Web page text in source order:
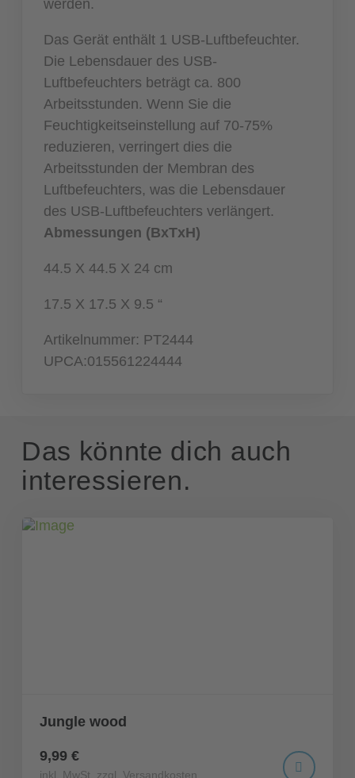
werden.
Das Gerät enthält 1 USB-Luftbefeuchter.
Die Lebensdauer des USB-
Luftbefeuchters beträgt ca. 800
Arbeitsstunden. Wenn Sie die
Feuchtigkeitseinstellung auf 70-75%
reduzieren, verringert dies die
Arbeitsstunden der Membran des
Luftbefeuchters, was die Lebensdauer
des USB-Luftbefeuchters verlängert.
Abmessungen (BxTxH)
44.5 X 44.5 X 24 cm
17.5 X 17.5 X 9.5 “
Artikelnummer: PT2444
UPCA:015561224444
Das könnte dich auch
interessieren.
Jungle wood
9,99 €
inkl. MwSt. zzgl. Versandkosten